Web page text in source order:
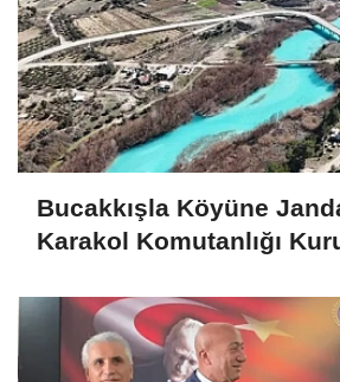
Bucakkışla Köyüne
Karakol Komutanlığı